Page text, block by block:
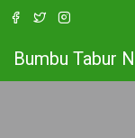
Bumbu Tabur